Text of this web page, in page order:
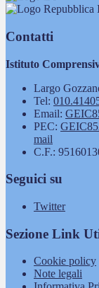
Contatti
Istituto
Largo
Tel:
Email:
PEC:
mail
C.F.:
Seguici su
Twitter
Sezione Link
Cookie policy
Note legali